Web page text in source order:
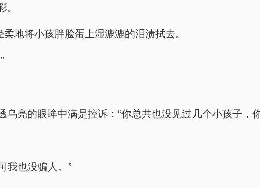
地将小孩胖脸蛋上湿漉漉的泪渍拭去。
乌亮的眼眸中满是控诉：“你总共也没见过几个小孩子
我也没骗人。”